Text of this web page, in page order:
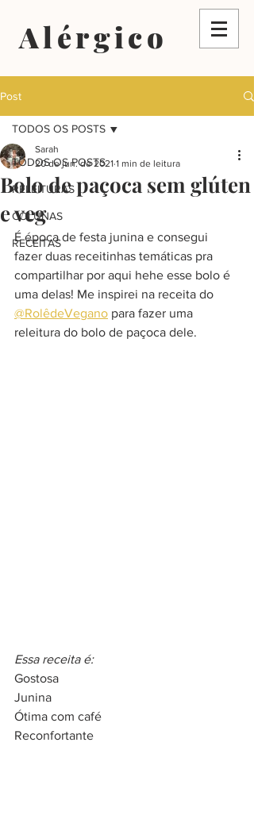
Alérgico
Post
TODOS OS POSTS
RELEITURAS
COLUNAS
RECEITAS
TODOS OS POSTS
Bolo de paçoca sem glúten
e veg
Sarah
20 de jun. de 2021 1 min de leitura
É época de festa junina e consegui
fazer duas receitinhas temáticas pra
compartilhar por aqui hehe esse bolo é
uma delas! Me inspirei na receita do
@RolêdeVegano para fazer uma
releitura do bolo de paçoca dele.
Essa receita é:
Gostosa
Junina
Ótima com café
Reconfortante